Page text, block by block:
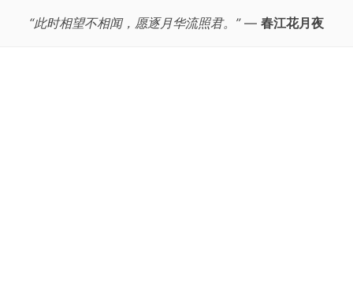
“此时相望不相闻，愿逐月华流照君。”— 春江花月夜